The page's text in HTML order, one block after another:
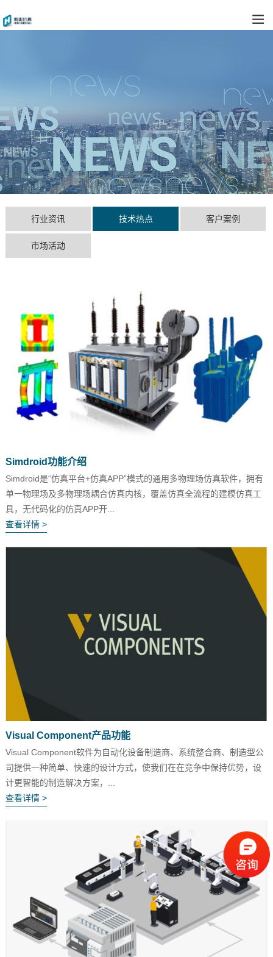
行业资讯 技术热点 客户案例
市场活动
Simdroid功能介绍
Simdroid是“仿真平台+仿真APP”模式的通用多物理场仿真软件，拥有
单一物理场及多物理场耦合仿真内核，覆盖仿真全流程的建模仿真工
具，无代码化的仿真APP开...
查看详情 >
Visual Component产品功能
Visual Component软件为自动化设备制造商、系统整合商、制造型公
司提供一种简单、快速的设计方式，使我们在在竞争中保持优势，设
计更智能的制造解决方案，...
查看详情 >